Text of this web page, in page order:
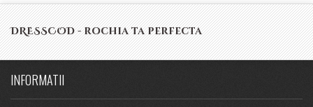
DRESSCOD - rochia ta perfecta
INFORMATII